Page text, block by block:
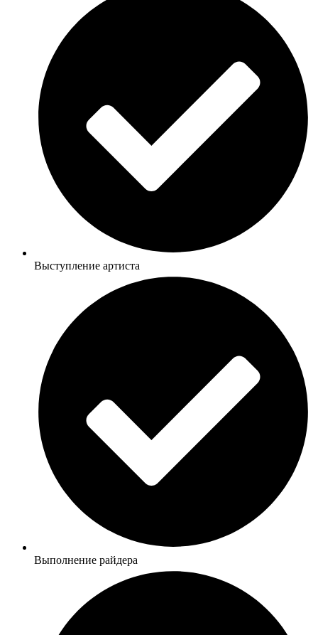
Выступление артиста
Выполнение райдера